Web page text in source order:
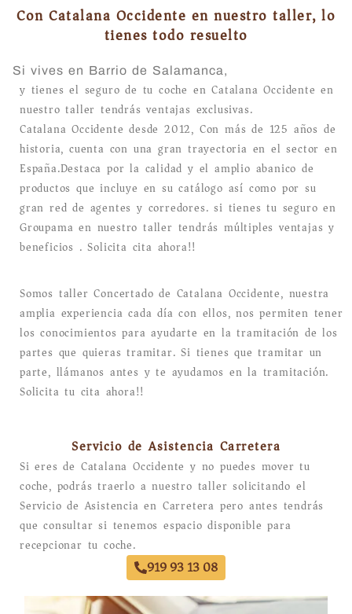
Con Catalana Occidente en nuestro taller, lo
tienes todo resuelto
Si vives en Barrio de Salamanca,
y tienes el seguro de tu coche en Catalana Occidente en
nuestro taller tendrás ventajas exclusivas.
Catalana Occidente desde 2012, Con más de 125 años de
historia, cuenta con una gran trayectoria en el sector en
España.Destaca por la calidad y el amplio abanico de
productos que incluye en su catálogo así como por su
gran red de agentes y corredores. si tienes tu seguro en
Groupama en nuestro taller tendrás múltiples ventajas y
beneficios . Solicita cita ahora!!
Somos taller Concertado de Catalana Occidente, nuestra
amplia experiencia cada día con ellos, nos permiten tener
los conocimientos para ayudarte en la tramitación de los
partes que quieras tramitar. Si tienes que tramitar un
parte, llámanos antes y te ayudamos en la tramitación.
Solicita tu cita ahora!!
Servicio de Asistencia Carretera
Si eres de Catalana Occidente y no puedes mover tu
coche, podrás traerlo a nuestro taller solicitando el
Servicio de Asistencia en Carretera pero antes tendrás
que consultar si tenemos espacio disponible para
recepcionar tu coche.
919 93 13 08